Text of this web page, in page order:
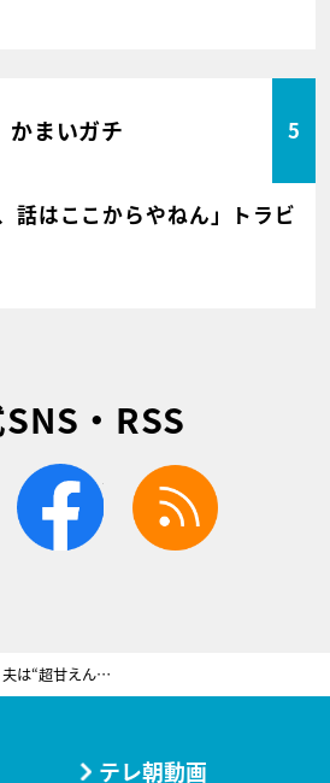
かまいガチ 5
話はここからやねん」トラビ
・RSS
twitter facebook
夫は“超甘えん坊”なプロ野球選手！妻と仲良くなったきっかけは「ファウルボール」
テレ朝動画